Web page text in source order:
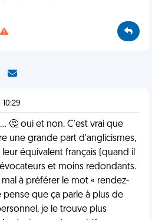
🤔 oui et non. C'est vrai que
une grande part d'anglicismes,
équivalent français (quand il
et moins redondants.
mal à préférer le mot « rendez-
pense que ça parle à plus de
je le trouve plus